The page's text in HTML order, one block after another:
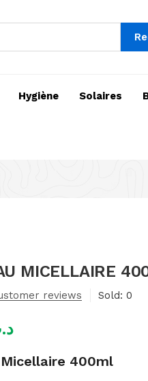
Hygiène Solaires
MICELLAIRE
reviews Sold: 0
Micellaire 400ml